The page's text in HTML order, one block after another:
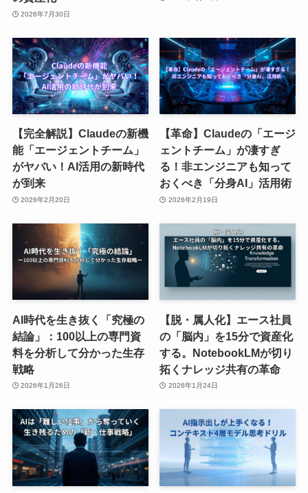
2026年7月30日
【完全解説】Claudeの新機
能「エージェントチーム」
がヤバい！AI活用の新時代
が到来
2026年2月20日
【革命】Claudeの「エージ
ェントチーム」が凄すぎ
る！非エンジニアも知って
おくべき「分身AI」活用術
2026年2月19日
AI時代を生き抜く「究極の
結論」：100以上の専門資
料を分析して分かった生存
戦略
2026年1月26日
【脱・属人化】エース社員
の「脳内」を15分で資産化
する。NotebookLMが切り
拓くナレッジ共有の革命
2026年1月24日